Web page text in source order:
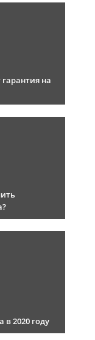
гарантия на
2020 году